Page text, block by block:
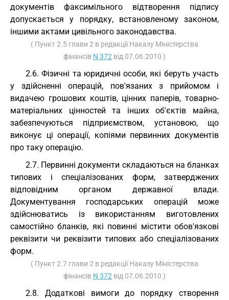
документів факсимільного відтворення підпису
допускається у порядку, встановленому законом,
іншими актами цивільного законодавства.
( Пункт 2.5 глави 2 в редакції Наказу Міністерства
фінансів N 372 від 07.06.2010 )
2.6. Фізичні та юридичні особи, які беруть участь
у здійсненні операцій, пов'язаних з прийомом і
видачею грошових коштів, цінних паперів, товарно-
матеріальних цінностей та інших об'єктів майна,
забезпечуються підприємством, установою, що
виконує ці операції, копіями первинних документів
про таку операцію.
2.7. Первинні документи складаються на бланках
типових і спеціалізованих форм, затверджених
відповідним органом державної влади.
Документування господарських операцій може
здійснюватись із використанням виготовлених
самостійно бланків, які повинні містити обов'язкові
реквізити чи реквізити типових або спеціалізованих
форм.
( Пункт 2.7 глави 2 в редакції Наказу Міністерства
фінансів N 372 від 07.06.2010 )
2.8. Додаткові вимоги до порядку створення